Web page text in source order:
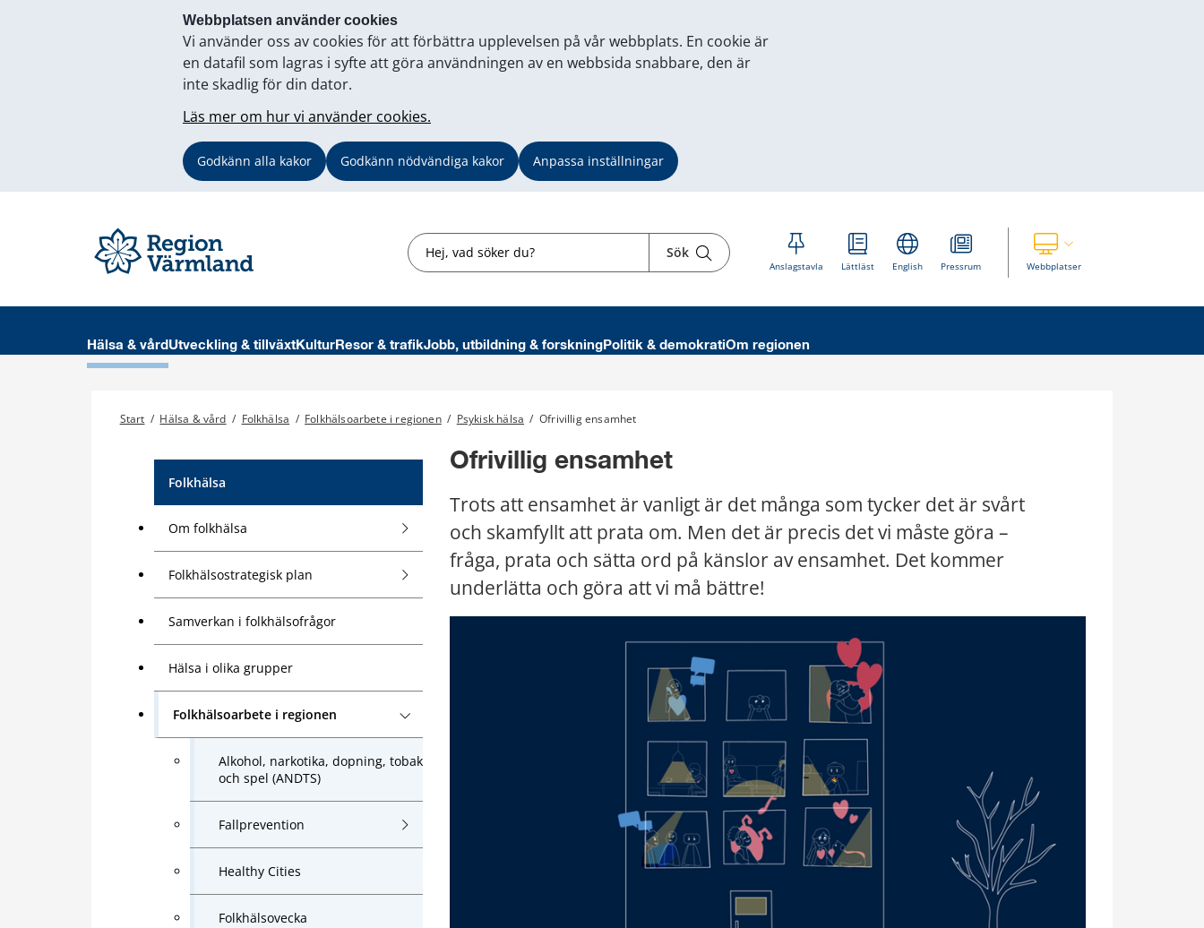
Webbplatsen använder cookies
Vi använder oss av cookies för att förbättra upplevelsen på vår webbplats. En cookie är
en datafil som lagras i syfte att göra användningen av en webbsida snabbare, den är
inte skadlig för din dator.
Läs mer om hur vi använder cookies.
Godkänn alla kakor Godkänn nödvändiga kakor Anpassa inställningar
Sök Sök
Anslagstavla Lättläst English Pressrum WebbplatserVisa våra andra webbplatser
Hälsa & vård Utveckling & tillväxtKulturResor & trafikJobb, utbildning & forskningPolitik & demokratiOm regionen
Start / Hälsa & vård / Folkhälsa / Folkhälsoarbete i regionen / Psykisk hälsa / Ofrivillig ensamhet
Folkhälsa
Om folkhälsa
Folkhälsostrategisk plan
Samverkan i folkhälsofrågor
Hälsa i olika grupper
Folkhälsoarbete i regionen
Alkohol, narkotika, dopning, tobak
och spel (ANDTS)
Fallprevention
Healthy Cities
Folkhälsovecka
Ofrivillig ensamhet
Trots att ensamhet är vanligt är det många som tycker det är svårt
och skamfyllt att prata om. Men det är precis det vi måste göra –
fråga, prata och sätta ord på känslor av ensamhet. Det kommer
underlätta och göra att vi må bättre!